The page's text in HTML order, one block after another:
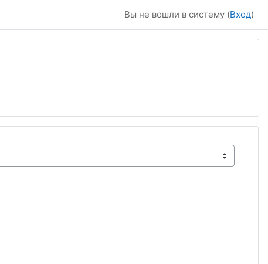
Вы не вошли в систему (Вход)